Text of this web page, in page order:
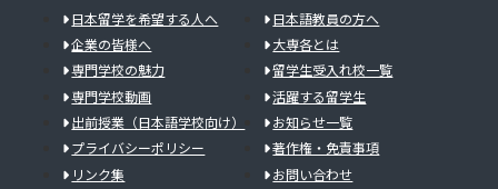
日本留学を希望する人へ
日本語教員の方へ
企業の皆様へ
大専各とは
専門学校の魅力
留学生受入れ校一覧
専門学校動画
活躍する留学生
出前授業（日本語学校向け）
お知らせ一覧
プライバシーポリシー
著作権・免責事項
リンク集
お問い合わせ